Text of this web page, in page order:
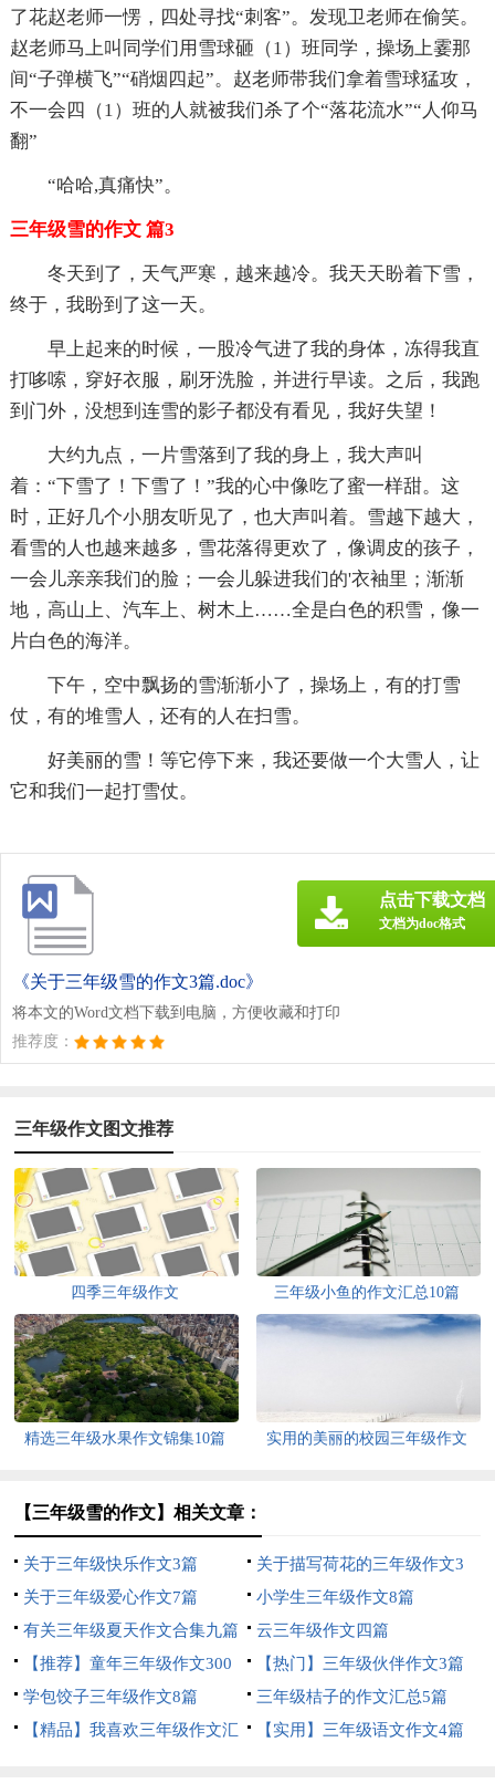
了花赵老师一愣，四处寻找“刺客”。发现卫老师在偷笑。
赵老师马上叫同学们用雪球砸（1）班同学，操场上霎那
间“子弹横飞”“硝烟四起”。赵老师带我们拿着雪球猛攻，
不一会四（1）班的人就被我们杀了个“落花流水”“人仰马
翻”
“哈哈,真痛快”。
三年级雪的作文 篇3
冬天到了，天气严寒，越来越冷。我天天盼着下雪，
终于，我盼到了这一天。
早上起来的时候，一股冷气进了我的身体，冻得我直
打哆嗦，穿好衣服，刷牙洗脸，并进行早读。之后，我跑
到门外，没想到连雪的影子都没有看见，我好失望！
大约九点，一片雪落到了我的身上，我大声叫
着：“下雪了！下雪了！”我的心中像吃了蜜一样甜。这
时，正好几个小朋友听见了，也大声叫着。雪越下越大，
看雪的人也越来越多，雪花落得更欢了，像调皮的孩子，
一会儿亲亲我们的脸；一会儿躲进我们的'衣袖里；渐渐
地，高山上、汽车上、树木上……全是白色的积雪，像一
片白色的海洋。
下午，空中飘扬的雪渐渐小了，操场上，有的打雪
仗，有的堆雪人，还有的人在扫雪。
好美丽的雪！等它停下来，我还要做一个大雪人，让
它和我们一起打雪仗。
《关于三年级雪的作文3篇.doc》
将本文的Word文档下载到电脑，方便收藏和打印
推荐度：
点击下载文档
文档为doc格式
三年级作文图文推荐
四季三年级作文 三年级小鱼的作文汇总10篇
精选三年级水果作文锦集10篇
实用的美丽的校园三年级作文
【三年级雪的作文】相关文章：
关于三年级快乐作文3篇
关于描写荷花的三年级作文3
篇
关于三年级爱心作文7篇
小学生三年级作文8篇
有关三年级夏天作文合集九篇
云三年级作文四篇
【推荐】童年三年级作文300
字10篇
【热门】三年级伙伴作文3篇
学包饺子三年级作文8篇
三年级桔子的作文汇总5篇
【精品】我喜欢三年级作文汇
【实用】三年级语文作文4篇